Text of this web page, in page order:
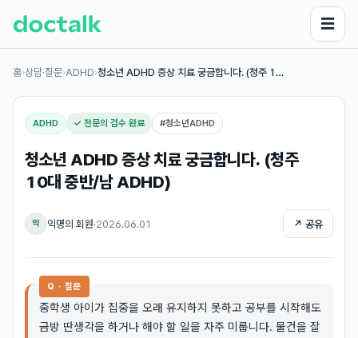
☰
홈›상담·질문›ADHD›청소년 ADHD 증상 치료 궁금합니다. (청주 1…
ADHD ✓ 전문의 검수 완료 #청소년ADHD
청소년 ADHD 증상 치료 궁금합니다. (청주
10대 중반/남 ADHD)
익 익명의 회원·2026.06.01 ↗ 공유
Q · 질문
중학생 아이가 집중을 오래 유지하지 못하고 공부를 시작해도
금방 딴생각을 하거나 해야 할 일을 자주 미룹니다. 물건을 잘